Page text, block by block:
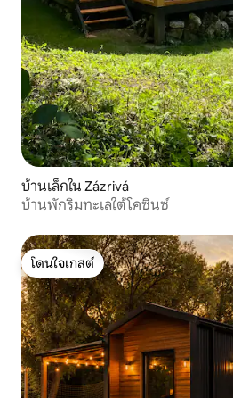
บ้านเล็กใน Zázrivá
บ้านพักริมทะเลใต้โคซินซ์
โดนใจเกสต์
โดนใจเกสต์